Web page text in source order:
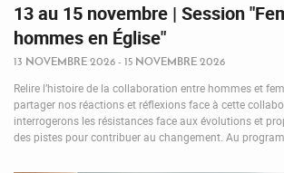
13 au 15 novembre | Session
hommes en Église"
13 NOVEMBRE 2026 - 15 NOVEMBRE 2026
Relire l’histoire de la collaboration entre hommes et
partager nos réactions et réflexions face à cette
interrogerons les résistances face aux évolutions et
des pistes pour contribuer au changement. Au